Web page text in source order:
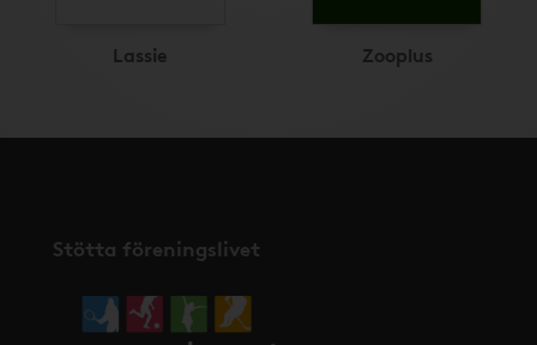
Lassie Zooplus
Stötta föreningslivet